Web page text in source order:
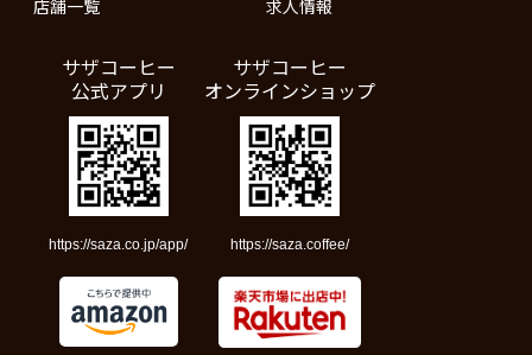
店舗一覧 求人情報
サザコーヒー
公式アプリ
https://saza.co.jp/app/
サザコーヒー
オンラインショップ
https://saza.coffee/